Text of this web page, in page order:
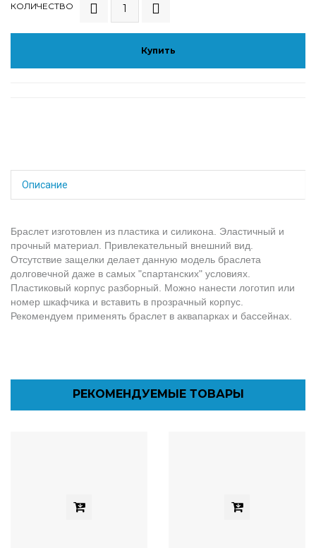
КОЛИЧЕСТВО
Купить
Описание
Браслет изготовлен из пластика и силикона. Эластичный и
прочный материал. Привлекательный внешний вид.
Отсутствие защелки делает данную модель браслета
долговечной даже в самых "спартанских" условиях.
Пластиковый корпус разборный. Можно нанести логотип или
номер шкафчика и вставить в прозрачный корпус.
Рекомендуем применять браслет в аквапарках и бассейнах.
РЕКОМЕНДУЕМЫЕ ТОВАРЫ